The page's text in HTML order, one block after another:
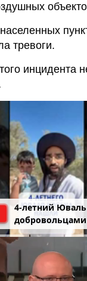
тревоги.
инцидента
4-летний
добровольцами